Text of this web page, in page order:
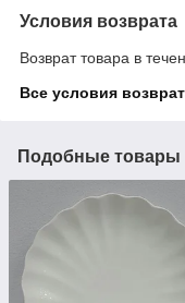
Условия возврата
Возврат товара в
Все условия
Подобные товары